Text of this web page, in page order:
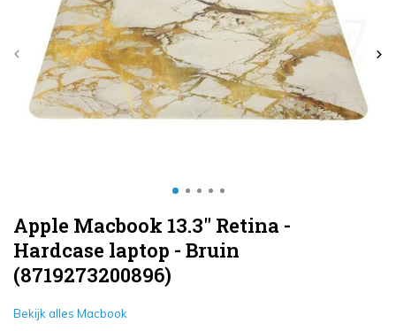
Apple Macbook 13.3" Retina -
Hardcase laptop - Bruin
(8719273200896)
Bekijk alles Macbook